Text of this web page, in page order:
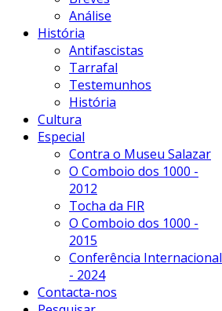
Análise
História
Antifascistas
Tarrafal
Testemunhos
História
Cultura
Especial
Contra o Museu Salazar
O Comboio dos 1000 -
2012
Tocha da FIR
O Comboio dos 1000 -
2015
Conferência Internacional
- 2024
Contacta-nos